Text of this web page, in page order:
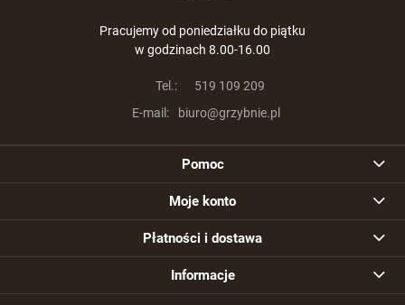
Pracujemy od poniedziałku do piątku
w godzinach 8.00-16.00
Tel.:
519 109 209
E-mail:
biuro@grzybnie.pl
Pomoc
Moje konto
Płatności i dostawa
Informacje